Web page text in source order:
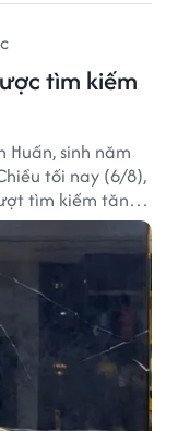
tìm kiếm
sinh năm
tối nay (6/8),
tìm kiếm tăng